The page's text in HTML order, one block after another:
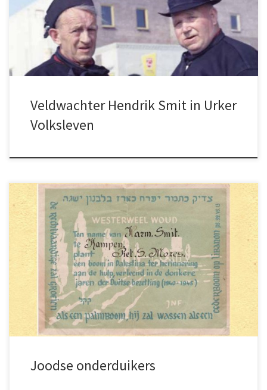
het Urker Volksleven, het tijdschrift van de
Vereniging Vrienden van Urk.
Veldwachter Hendrik Smit in Urker
Volksleven
Piet en Jenny Mozes, een Joods echtpaar,
verbleven twee en een half jaar
ondergedoken bij de familie Smit.
Joodse onderduikers